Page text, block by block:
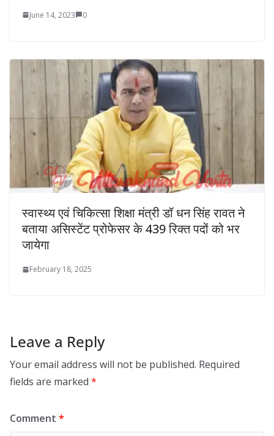
June 14, 2023 0
स्वास्थ्य एवं चिकित्सा शिक्षा मंत्री डॉ धन सिंह रावत ने
बताया असिस्टेंट प्रोफेसर के 439 रिक्त पदों को भर
जायेगा
February 18, 2025
Leave a Reply
Your email address will not be published. Required
fields are marked *
Comment *